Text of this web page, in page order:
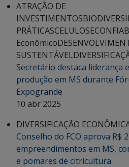
ATRAÇÃO DE
INVESTIMENTOS
PRÁTICASCELULOSE
Econômico
SUSTENTÁVEL
Secretário destaca liderança
produção em MS durante
Expogrande
10 abr 2025
DIVERSIFICAÇÃO
Conselho do FCO aprova R$
empreendimentos em MS,
e pomares de citricultura